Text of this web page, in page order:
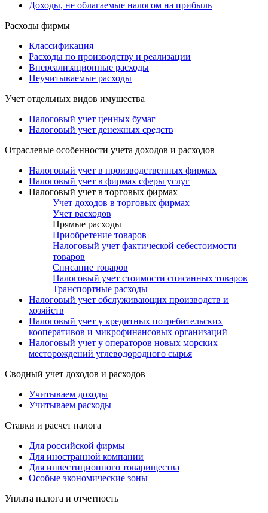
Доходы, не облагаемые налогом на прибыль
Расходы фирмы
Классификация
Расходы по производству и реализации
Внереализационные расходы
Неучитываемые расходы
Учет отдельных видов имущества
Налоговый учет ценных бумаг
Налоговый учет денежных средств
Отраслевые особенности учета доходов и расходов
Налоговый учет в производственных фирмах
Налоговый учет в фирмах сферы услуг
Налоговый учет в торговых фирмах
Учет доходов в торговых фирмах
Учет расходов
Прямые расходы
Приобретение товаров
Налоговый учет фактической себестоимости
товаров
Списание товаров
Налоговый учет стоимости списанных товаров
Транспортные расходы
Налоговый учет обслуживающих производств и
хозяйств
Налоговый учет у кредитных потребительских
кооперативов и микрофинансовых организаций
Налоговый учет у операторов новых морских
месторождений углеводородного сырья
Сводный учет доходов и расходов
Учитываем доходы
Учитываем расходы
Ставки и расчет налога
Для российской фирмы
Для иностранной компании
Для инвестиционного товарищества
Особые экономические зоны
Уплата налога и отчетность